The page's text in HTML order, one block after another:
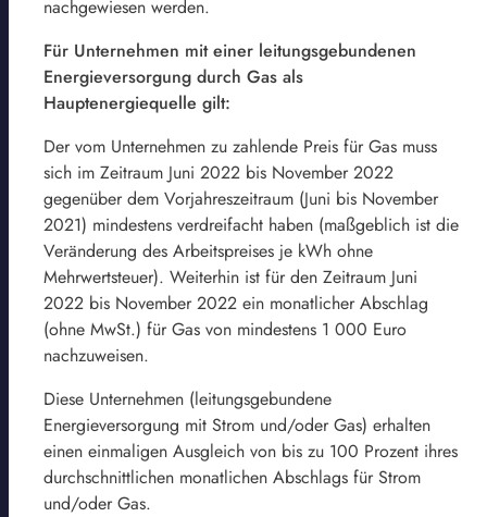
nachgewiesen werden.
Für Unternehmen mit einer leitungsgebundenen
Energieversorgung durch Gas als
Hauptenergiequelle gilt:
Der vom Unternehmen zu zahlende Preis für Gas muss
sich im Zeitraum Juni 2022 bis November 2022
gegenüber dem Vorjahreszeitraum (Juni bis November
2021) mindestens verdreifacht haben (maßgeblich ist die
Veränderung des Arbeitspreises je kWh ohne
Mehrwertsteuer). Weiterhin ist für den Zeitraum Juni
2022 bis November 2022 ein monatlicher Abschlag
(ohne MwSt.) für Gas von mindestens 1 000 Euro
nachzuweisen.
Diese Unternehmen (leitungsgebundene
Energieversorgung mit Strom und/oder Gas) erhalten
einen einmaligen Ausgleich von bis zu 100 Prozent ihres
durchschnittlichen monatlichen Abschlags für Strom
und/oder Gas.